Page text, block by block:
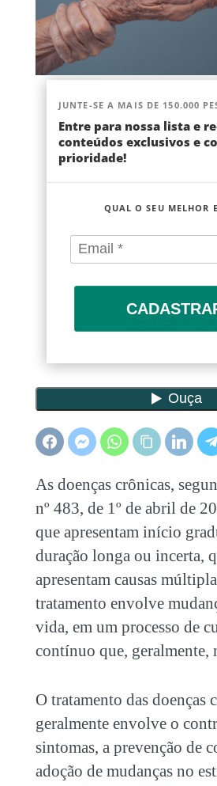
JUNTE-SE A MAIS DE 150.000
Entre para nossa lista e
conteúdos exclusivos e
prioridade!
QUAL O SEU MELHOR
As doenças crônicas,
nº 483, de 1º de abril de
que apresentam início
duração longa ou incerta,
apresentam causas
tratamento envolve
vida, em um processo de
contínuo que, geralmente,
O tratamento das doenças
geralmente envolve o
sintomas, a prevenção de
adoção de mudanças no